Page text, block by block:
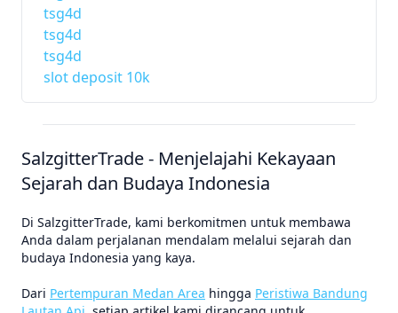
tsg4d
tsg4d
tsg4d
slot deposit 10k
SalzgitterTrade - Menjelajahi Kekayaan
Sejarah dan Budaya Indonesia
Di SalzgitterTrade, kami berkomitmen untuk membawa
Anda dalam perjalanan mendalam melalui sejarah dan
budaya Indonesia yang kaya.
Dari Pertempuran Medan Area hingga Peristiwa Bandung